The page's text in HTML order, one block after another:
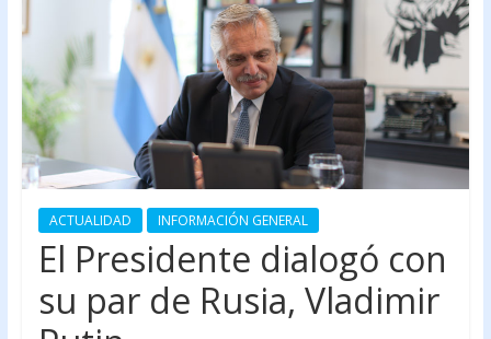
ACTUALIDAD INFORMACIÓN GENERAL
El Presidente dialogó con
su par de Rusia, Vladimir